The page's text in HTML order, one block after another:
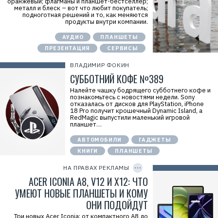
металл и блеск – вот что любит покупатель;
подноготная решений и то, как меняются
продукты внутри компании.
АУДИО
ПЛАНШЕТЫ
ПРЕЗЕНТАЦИЯ
СЕРВИСЫ
ВЛАДИМИР ФОКИН
СУББОТНИЙ КОФЕ №389
Налейте чашку бодрящего субботнего кофе и
познакомьтесь с новостями недели. Sony
отказалась от дисков для PlayStation, iPhone
18 Pro получит крошечный Dynamic Island, а
RedMagic выпустили маленький игровой
планшет…
АВТОМОБИЛИ
ГАДЖЕТЫ
КНИГИ
ПЛАНШЕТЫ
НА ПРАВАХ РЕКЛАМЫ
E
r
i
d
=
2
V
f
Q
r
o
d
Р
е
л
а
м
о
а
е
л
ь
:
О
О
C
Y
I
ACER ICONIA A8, V12 И X12: ЧТО
УМЕЮТ НОВЫЕ ПЛАНШЕТЫ И КОМУ
ОНИ ПОДОЙДУТ
Три новых Acer Iconia: от компактного A8 до